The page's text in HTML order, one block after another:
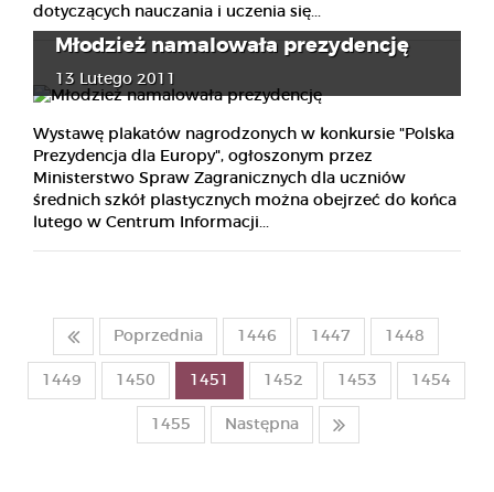
dotyczących nauczania i uczenia się...
Młodzież namalowała prezydencję
13 Lutego 2011
Wystawę plakatów nagrodzonych w konkursie "Polska
Prezydencja dla Europy", ogłoszonym przez
Ministerstwo Spraw Zagranicznych dla uczniów
średnich szkół plastycznych można obejrzeć do końca
lutego w Centrum Informacji...
Poprzednia 1446 1447 1448
1449 1450 1451 1452 1453 1454
1455 Następna